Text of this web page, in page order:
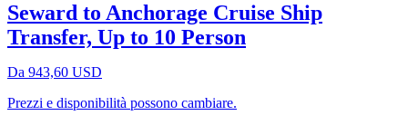
Seward to Anchorage Cruise Ship
Transfer, Up to 10 Person
Da 943,60 USD
Prezzi e disponibilità possono cambiare.